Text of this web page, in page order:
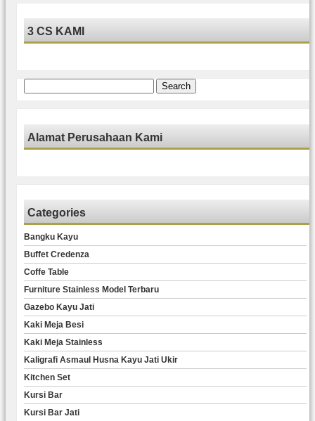
3 CS KAMI
for:
Alamat Perusahaan Kami
Categories
Bangku Kayu
Buffet Credenza
Coffe Table
Furniture Stainless Model Terbaru
Gazebo Kayu Jati
Kaki Meja Besi
Kaki Meja Stainless
Kaligrafi Asmaul Husna Kayu Jati Ukir
Kitchen Set
Kursi Bar
Kursi Bar Jati